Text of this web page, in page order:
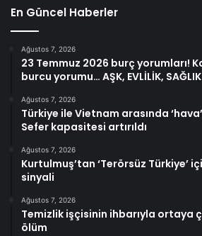
En Güncel Haberler
Ağustos 7, 2026
23 Temmuz 2026 burç yorumları!
burcu yorumu… AŞK, EVLİLİK,
Ağustos 7, 2026
Türkiye ile Vietnam arasında
Sefer kapasitesi artırıldı
Ağustos 7, 2026
Kurtulmuş’tan ‘Terörsüz Türkiye’
sinyali
Ağustos 7, 2026
Temizlik işçisinin ihbarıyla ortaya
ölüm